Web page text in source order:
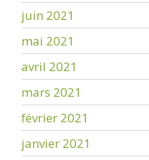
juin 2021
mai 2021
avril 2021
mars 2021
février 2021
janvier 2021